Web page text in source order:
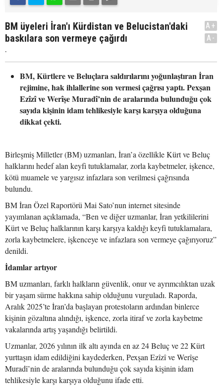
BM üyeleri İran'ı Kürdistan ve Belucistan'daki
baskılara son vermeye çağırdı
.
A+
A-
BM, Kürtlere ve Beluçlara saldırılarını yoğunlaştıran İran
rejimine, hak ihlallerine son vermesi çağrısı yaptı. Pexşan
Ezîzî ve Werîşe Muradî’nin de aralarında bulunduğu çok
sayıda kişinin idam tehlikesiyle karşı karşıya olduğuna
dikkat çekti.
Birleşmiş Milletler (BM) uzmanları, İran’a özellikle Kürt ve Beluç
halklarını hedef alan keyfi tutuklamalar, zorla kaybetmeler, işkence,
kötü muamele ve yargısız infazlara son verilmesi çağrısında
bulundu.
BM İran Özel Raportörü Mai Sato’nun internet sitesinde
yayımlanan açıklamada, “Ben ve diğer uzmanlar, İran yetkililerini
Kürt ve Beluç halklarının karşı karşıya kaldığı keyfi tutuklamalara,
zorla kaybetmelere, işkenceye ve infazlara son vermeye çağırıyoruz”
denildi.
İdamlar artıyor
BM uzmanları, farklı halkların güvenlik, onur ve ayrımcılıktan uzak
bir yaşam sürme hakkına sahip olduğunu vurguladı. Raporda,
Aralık 2025’te İran’da başlayan protestoların ardından binlerce
kişinin gözaltına alındığı, işkence, zorla itiraf ve zorla kaybetme
vakalarında artış yaşandığı belirtildi.
Uzmanlar, 2026 yılının ilk altı ayında en az 24 Beluç ve 22 Kürt
yurttaşın idam edildiğini kaydederken, Pexşan Ezîzî ve Werîşe
Muradî’nin de aralarında bulunduğu çok sayıda kişinin idam
tehlikesiyle karşı karşıya olduğunu ifade etti.